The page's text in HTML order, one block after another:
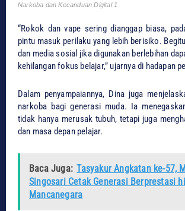
Narkoba dan Kecanduan Digital 1
“Rokok dan vape sering dianggap biasa,
pintu masuk perilaku yang lebih berisiko.
dan media sosial jika digunakan berlebihan
kehilangan fokus belajar,” ujarnya di hadapan
Dalam penyampaiannya, Dina juga
narkoba bagi generasi muda. Ia
tidak hanya merusak tubuh, tetapi juga
dan masa depan pelajar.
Baca Juga: Tasyakur Angkatan ke-57,
Singosari Cetak Generasi Berprestasi
Mancanegara